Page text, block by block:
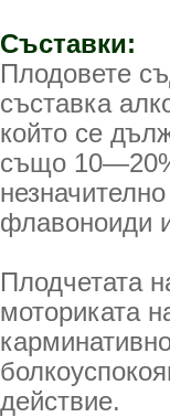
Съставки:
Плодовете
съставка
който се
също
флавоноиди
Плодчетата
моториката
действие.